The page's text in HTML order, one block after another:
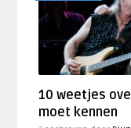
10 weetjes
moet kennen